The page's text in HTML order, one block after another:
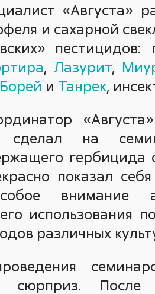
«Августа»
и сахарной
пестицидов:
Лазурит,
Борей и Танрек ,
сделал на
гербицида
показал
внимание
использования
различных
сюрприз.